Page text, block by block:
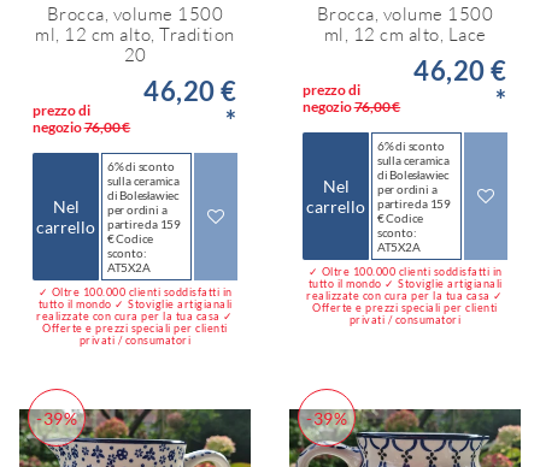
Brocca, volume 1500
ml, 12 cm alto, Tradition
20
prezzo di
negozio76,00 €
46,20 €
*
Nel
carrello
6% di sconto
sulla ceramica
di Bolesławiec
per ordini a
partire da 159
€ Codice
sconto:
AT5X2A
✓ Oltre 100.000 clienti soddisfatti in
tutto il mondo ✓ Stoviglie artigianali
realizzate con cura per la tua casa ✓
Offerte e prezzi speciali per clienti
privati / consumatori
Brocca, volume 1500
ml, 12 cm alto, Lace
prezzo di
negozio76,00 €
46,20 €
*
Nel
carrello
6% di sconto
sulla ceramica
di Bolesławiec
per ordini a
partire da 159
€ Codice
sconto:
AT5X2A
✓ Oltre 100.000 clienti soddisfatti in
tutto il mondo ✓ Stoviglie artigianali
realizzate con cura per la tua casa ✓
Offerte e prezzi speciali per clienti
privati / consumatori
-39% -39%